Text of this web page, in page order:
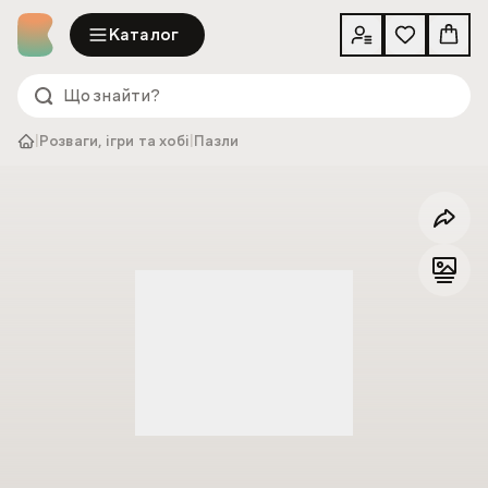
Каталог
Розваги, ігри та хобі Пазли